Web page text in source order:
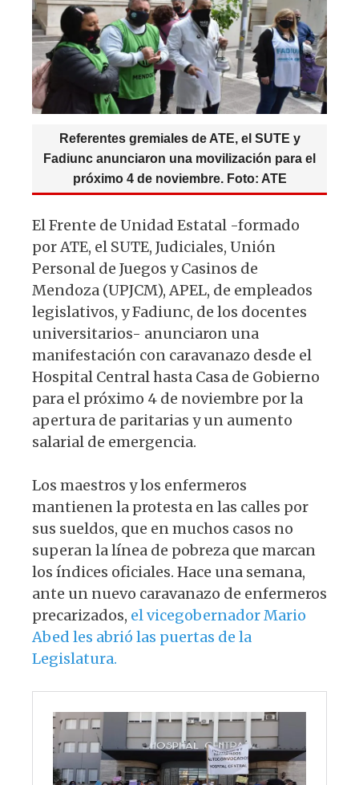
p
o
k
Referentes gremiales de ATE, el SUTE y
Fadiunc anunciaron una movilización para el
próximo 4 de noviembre. Foto: ATE
El Frente de Unidad Estatal -formado
por ATE, el SUTE, Judiciales, Unión
Personal de Juegos y Casinos de
Mendoza (UPJCM), APEL, de empleados
legislativos, y Fadiunc, de los docentes
universitarios- anunciaron una
manifestación con caravanazo desde el
Hospital Central hasta Casa de Gobierno
para el próximo 4 de noviembre por la
apertura de paritarias y un aumento
salarial de emergencia.
Los maestros y los enfermeros
mantienen la protesta en las calles por
sus sueldos, que en muchos casos no
superan la línea de pobreza que marcan
los índices oficiales. Hace una semana,
ante un nuevo caravanazo de enfermeros
precarizados, el vicegobernador Mario
Abed les abrió las puertas de la
Legislatura.